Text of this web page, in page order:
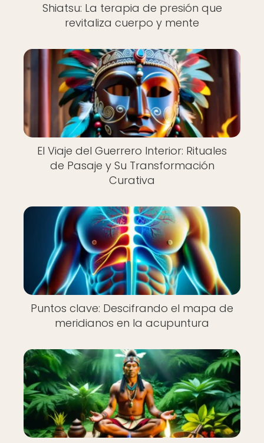
Shiatsu: La terapia de presión que
revitaliza cuerpo y mente
El Viaje del Guerrero Interior: Rituales
de Pasaje y Su Transformación
Curativa
Puntos clave: Descifrando el mapa de
meridianos en la acupuntura